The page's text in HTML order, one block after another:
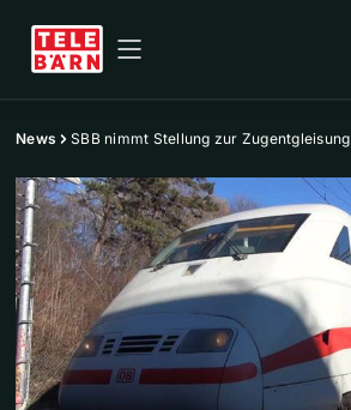
News SBB nimmt Stellung zur Zugentgleisung